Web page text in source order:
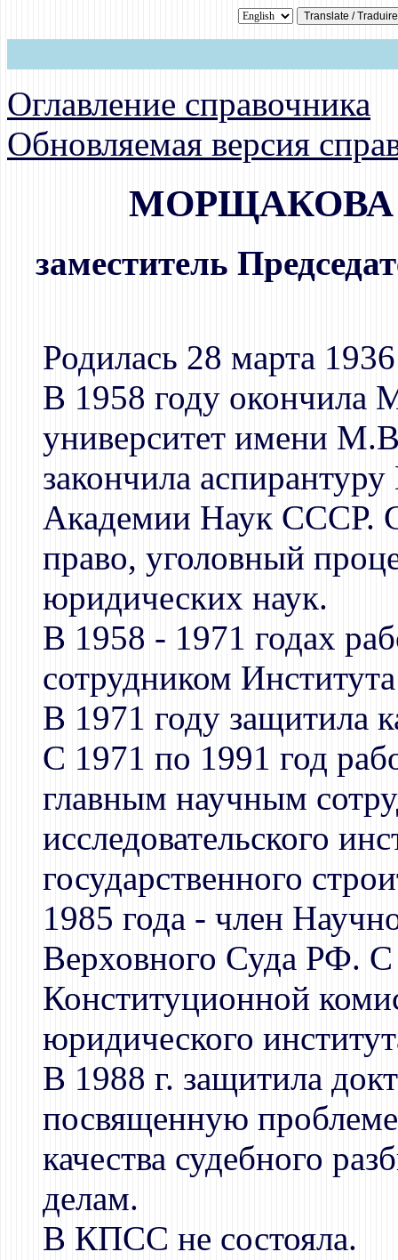
Оглавление справочника
Обновляемая версия
МОРЩАКОВА
заместитель
Родилась 28 марта
В 1958 году окончила
университет имени
закончила
Академии Наук СССР.
право, уголовный
юридических наук.
В 1958 - 1971 годах
сотрудником
В 1971 году защитила
С 1971 по 1991 год
главным научным
исследовательского
государственного
1985 года - член
Верховного Суда РФ. С
Конституционной
юридического
В 1988 г. защитила
посвященную
качества судебного
делам.
В КПСС не состояла.